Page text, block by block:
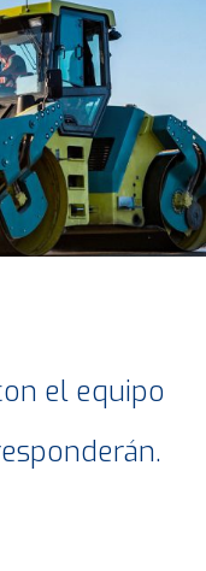
el equipo